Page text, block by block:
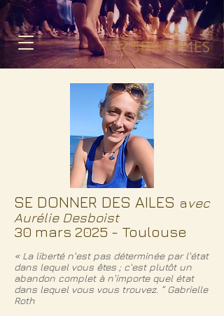
SE DONNER DES AILES avec
Aurélie Desboist
30 mars 2025 - Toulouse
« La liberté n'est pas déterminée par l'état
dans lequel vous êtes ; c'est plutôt un
abandon complet à n'importe quel état
dans lequel vous vous trouvez. ” Gabrielle
Roth